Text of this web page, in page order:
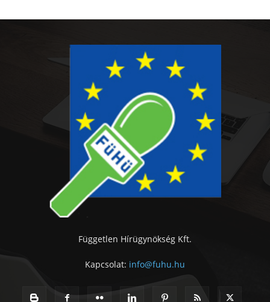
Független Hírügynökség Kft.
Kapcsolat: info@fuhu.hu